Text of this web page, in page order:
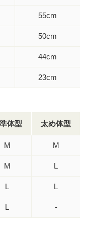
55cm
50cm
44cm
23cm
体型 太め体型
M M
M L
L L
L -